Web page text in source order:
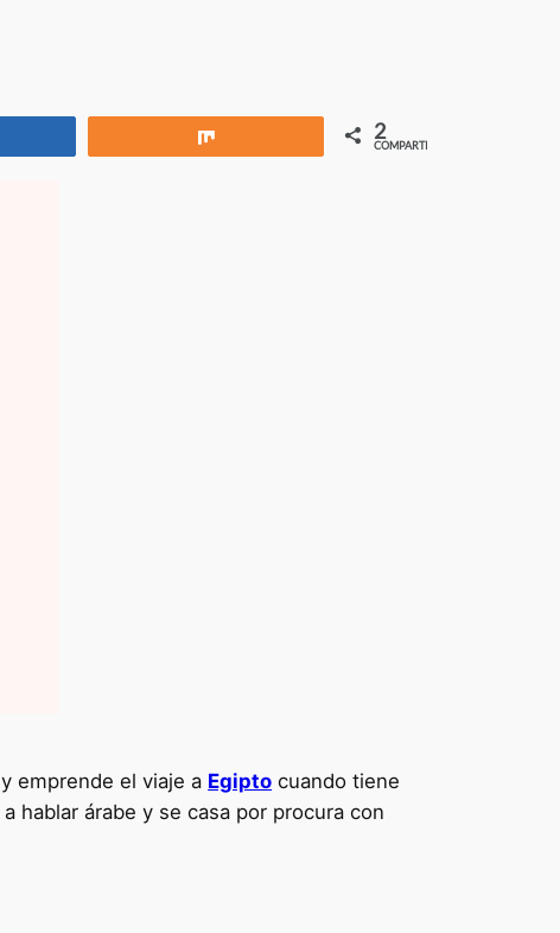
2
COMPARTIR
emprende el viaje a Egipto cuando tiene
hablar árabe y se casa por procura con